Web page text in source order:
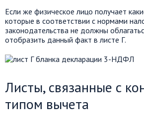
Если же физическое лицо получает
которые в соответствии с нормами
законодательства не должны
отобразить данный факт в листе Г.
Листы, связанные с
типом вычета